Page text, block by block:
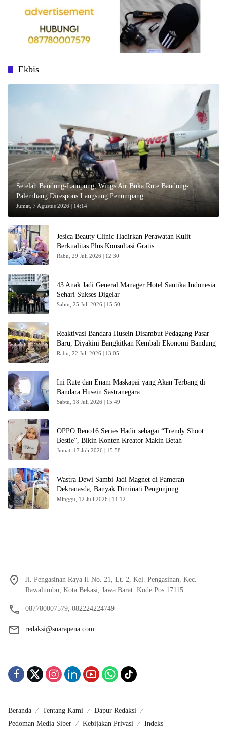
Ekbis
Setelah Bandung-Lampung, Wings Air Buka Rute Bandung-
Palembang Direspons Langsung Penumpang
Jumat, 7 Agustus 2026 | 14:14
Jesica Beauty Clinic Hadirkan Perawatan Kulit
Berkualitas Plus Konsultasi Gratis
Rabu, 29 Juli 2026 | 12:30
43 Anak Jadi General Manager Hotel Santika Indonesia
Sehari Sukses Digelar
Sabtu, 25 Juli 2026 | 15:50
Reaktivasi Bandara Husein Disambut Pedagang Pasar
Baru, Diyakini Bangkitkan Kembali Ekonomi Bandung
Rabu, 22 Juli 2026 | 13:05
Ini Rute dan Enam Maskapai yang Akan Terbang di
Bandara Husein Sastranegara
Sabtu, 18 Juli 2026 | 15:49
OPPO Reno16 Series Hadir sebagai “Trendy Shoot
Bestie”, Bikin Konten Kreator Makin Betah
Jumat, 17 Juli 2026 | 15:58
Wastra Dewi Sambi Jadi Magnet di Pameran
Dekranasda, Banyak Diminati Pengunjung
Minggu, 12 Juli 2026 | 11:12
Jl. Pengasinan Raya II No. 21, Lt. 2, Kel. Pengasinan, Kec.
Rawalumbu, Kota Bekasi, Jawa Barat. Kode Pos 17115
087780007579, 082224224749
redaksi@suarapena.com
Beranda Tentang Kami
Dapur Redaksi
Pedoman Media Siber
Kebijakan Privasi Indeks